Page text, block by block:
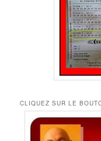
CLIQUEZ SUR LE